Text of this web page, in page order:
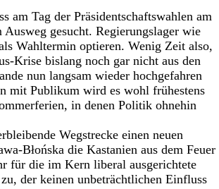
am Tag der Präsidentschaftswahlen am
gesucht. Regierungslager wie
Wahltermin optieren. Wenig Zeit also,
Krise bislang noch gar nicht aus den
nun langsam wieder hochgefahren
mit Publikum wird es wohl frühestens
in denen Politik ohnehin
Wegstrecke einen neuen
Błońska die Kastanien aus dem Feuer
für die im Kern liberal ausgerichtete
der keinen unbeträchtlichen Einfluss